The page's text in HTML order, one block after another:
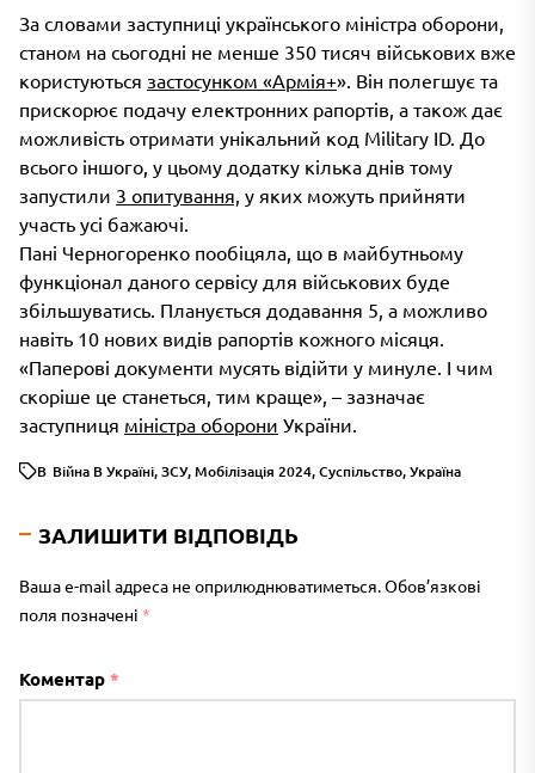
За словами заступниці українського міністра оборони,
станом на сьогодні не менше 350 тисяч військових вже
користуються застосунком «Армія+». Він полегшує та
прискорює подачу електронних рапортів, а також дає
можливість отримати унікальний код Military ID. До
всього іншого, у цьому додатку кілька днів тому
запустили 3 опитування, у яких можуть прийняти
участь усі бажаючі.
Пані Черногоренко пообіцяла, що в майбутньому
функціонал даного сервісу для військових буде
збільшуватись. Планується додавання 5, а можливо
навіть 10 нових видів рапортів кожного місяця.
«Паперові документи мусять відійти у минуле. І чим
скоріше це станеться, тим краще», – зазначає
заступниця міністра оборони України.
В Війна В Україні,ЗСУ,Мобілізація 2024,Суспільство,Україна
ЗАЛИШИТИ ВІДПОВІДЬ
Ваша e-mail адреса не оприлюднюватиметься.Обов’язкові
поля позначені *
Коментар *